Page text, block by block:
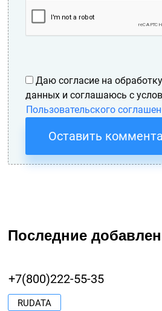
Оставить
Даю согласие на
данных и соглашаюсь с
Пользовательского
Последние
+7(800)222-55-35
RUDATA